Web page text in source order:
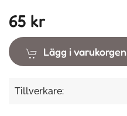
65 kr
Lägg i varukorgen
Tillverkare: